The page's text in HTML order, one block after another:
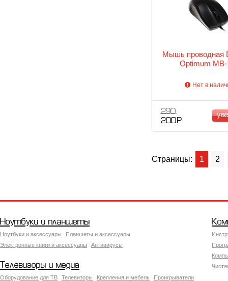
Мышь проводная
Optimum
Нет в
290
200 Р
Страницы: 1 2
Ноутбуки и планшеты
Ноутбуки и аксессуары
Планшеты и аксессуары
Электронные книги и аксессуары
Антивирусы
Телевизоры и медиа
Оборудование для ТВ Телевизоры Крепления и мебель
Проигрыватели